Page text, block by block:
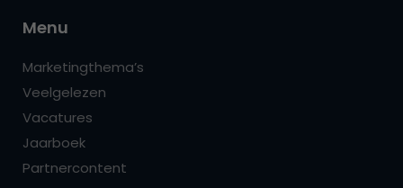
Menu
Marketingthema’s
Veelgelezen
Vacatures
Jaarboek
Partnercontent